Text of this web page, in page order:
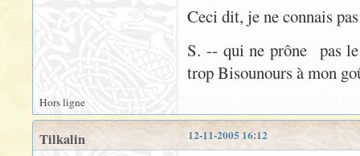
Ceci dit, je ne connais
S. -- qui ne prône pas
trop Bisounours à mon
Hors ligne
12-11-2005 16:12
Tilkalin